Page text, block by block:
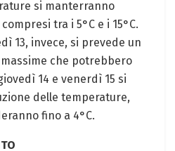
si manterranno
tra i 5°C e i 15°C.
13, invece, si prevede un
che potrebbero
14 e venerdì 15 si
delle temperature,
fino a 4°C.